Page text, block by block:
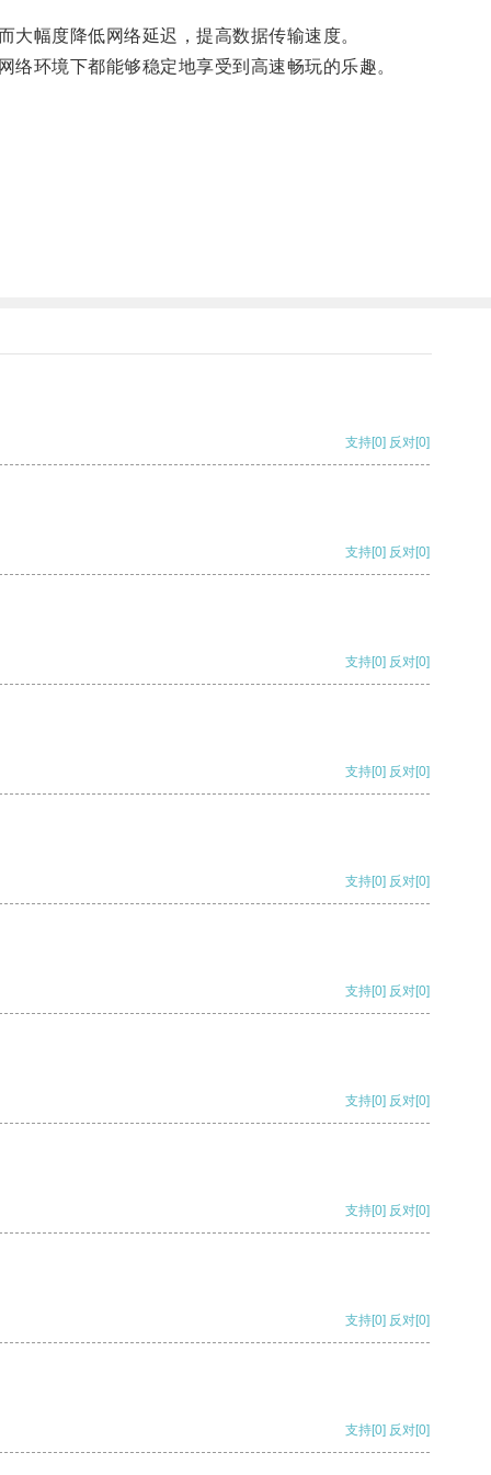
幅度降低网络延迟，提高数据传输速度。
环境下都能够稳定地享受到高速畅玩的乐趣。
支持[0] 反对[0]
支持[0] 反对[0]
支持[0] 反对[0]
支持[0] 反对[0]
支持[0] 反对[0]
支持[0] 反对[0]
支持[0] 反对[0]
支持[0] 反对[0]
支持[0] 反对[0]
支持[0] 反对[0]